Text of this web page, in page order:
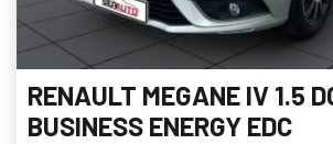
RENAULT MEGANE IV 1.5
BUSINESS ENERGY EDC